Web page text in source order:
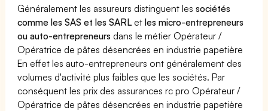
Généralement les assureurs distinguent lessociétés
comme les SAS et les SARL etles micro-entrepreneurs
ou auto-entrepreneurs dans le métier Opérateur /
Opératrice de pâtes désencrées en industrie papetière
En effet les auto-entrepreneurs ont généralement des
volumes d'activité plus faibles que les sociétés. Par
conséquent les prix des assurances rc pro Opérateur /
Opératrice de pâtes désencrées en industrie papetière